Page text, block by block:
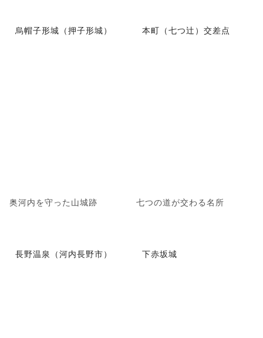
烏帽子形城（押子形城）
奥河内を守った山城跡
本町（七つ辻）交差点
七つの道が交わる名所
長野温泉（河内長野市） 下赤坂城